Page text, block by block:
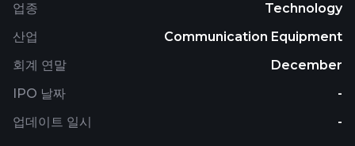
업종
Technology
산업
Communication Equipment
회계 연말
December
IPO 날짜
-
업데이트 일시
-